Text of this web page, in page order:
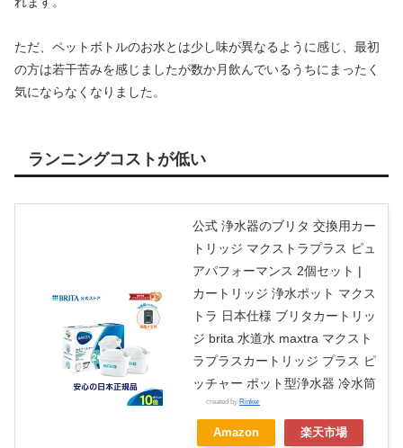
ただ、ペットボトルのお水とは少し味が異なるように感じ、最初
の方は若干苦みを感じましたが数か月飲んでいるうちにまったく
気にならなくなりました。
ランニングコストが低い
公式 浄水器のブリタ 交換用カー
トリッジ マクストラプラス ピュ
アパフォーマンス 2個セット |
カートリッジ 浄水ポット マクス
トラ 日本仕様 ブリタカートリッ
ジ brita 水道水 maxtra マクスト
ラプラスカートリッジ プラス ピ
ッチャー ポット型浄水器 冷水筒
created by Rinker
Amazon 楽天市場